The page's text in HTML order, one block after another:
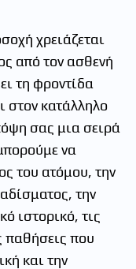
χρειάζεται
από τον ασθενή
τη φροντίδα
στον κατάλληλο
σας μια σειρά
να
του ατόμου, την
την
ιστορικό, τις
παθήσεις που
και την